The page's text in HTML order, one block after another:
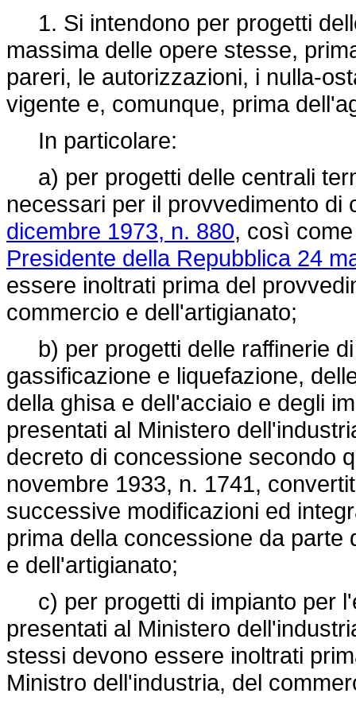
1. Si intendono per progetti
massima delle opere stesse,
pareri, le autorizzazioni, i nulla-
vigente e, comunque, prima
In particolare:
a) per progetti delle centrali
necessari per il provvedimento
dicembre 1973, n. 880, così
Presidente della Repubblica 24
essere inoltrati prima del
commercio e dell'artigianato;
b) per progetti delle raffinerie
gassificazione e liquefazione,
della ghisa e dell'acciaio e degli
presentati al Ministero
decreto di concessione secondo
novembre 1933, n. 1741,
successive modificazioni ed
prima della concessione da
e dell'artigianato;
c) per progetti di impianto per
presentati al Ministero
stessi devono essere inoltrati
Ministro dell'industria, del